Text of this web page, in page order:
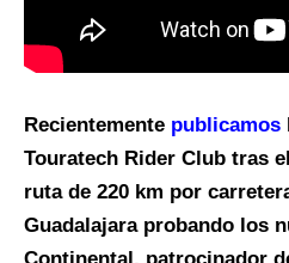
Recientemente publicamos
Touratech Rider Club tras
ruta de 220 km por
Guadalajara probando los